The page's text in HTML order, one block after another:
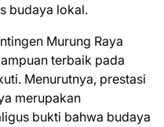
budaya lokal.
Murung Raya
terbaik pada
Menurutnya, prestasi
merupakan
bukti bahwa budaya